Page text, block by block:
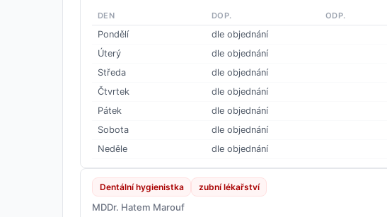
DEN DOP. ODP.
Pondělí
dle objednání
Úterý
dle objednání
Středa
dle objednání
Čtvrtek
dle objednání
Pátek
dle objednání
Sobota
dle objednání
Neděle
dle objednání
Dentální hygienistka zubní lékařství
MDDr. Hatem Marouf